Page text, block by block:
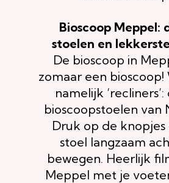
Bioscoop Meppel:
stoelen en
De bioscoop in
zomaar een
namelijk
bioscoopstoelen van
Druk op de knopjes
stoel langzaam
bewegen. Heerlijk
Meppel met je